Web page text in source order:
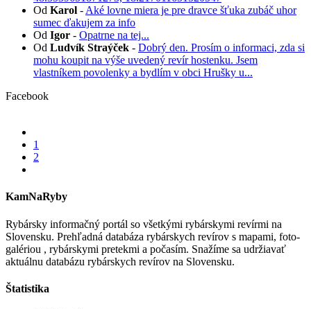
Od Karol - Aké lovne miera je pre dravce šťuka zubáč uhor
sumec ďakujem za info
Od Igor - Opatrne na tej...
Od Ludvík Straýček - Dobrý den. Prosím o informaci, zda si
mohu koupit na výše uvedený revír hostenku. Jsem
vlastníkem povolenky a bydlím v obci Hrušky u...
Facebook
1
2
KamNaRyby
Rybársky informačný portál so všetkými rybárskymi revírmi na
Slovensku. Prehľadná databáza rybárskych revírov s mapami, foto-
galériou , rybárskymi pretekmi a počasím. Snažíme sa udržiavať
aktuálnu databázu rybárskych revírov na Slovensku.
Štatistika